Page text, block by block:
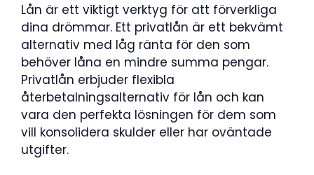
Lån är ett viktigt verktyg för att förverkliga
dina drömmar. Ett privatlån är ett bekvämt
alternativ med låg ränta för den som
behöver låna en mindre summa pengar.
Privatlån erbjuder flexibla
återbetalningsalternativ för lån och kan
vara den perfekta lösningen för dem som
vill konsolidera skulder eller har oväntade
utgifter.